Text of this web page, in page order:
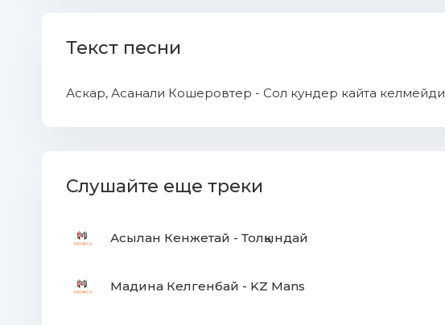
Текст песни
Аскар, Асанали Кошеровтер - Сол кундер кайта келмейди
Слушайте еще треки
Асылан Кенжетай - Толқындай
Мадина Келгенбай - KZ Mans